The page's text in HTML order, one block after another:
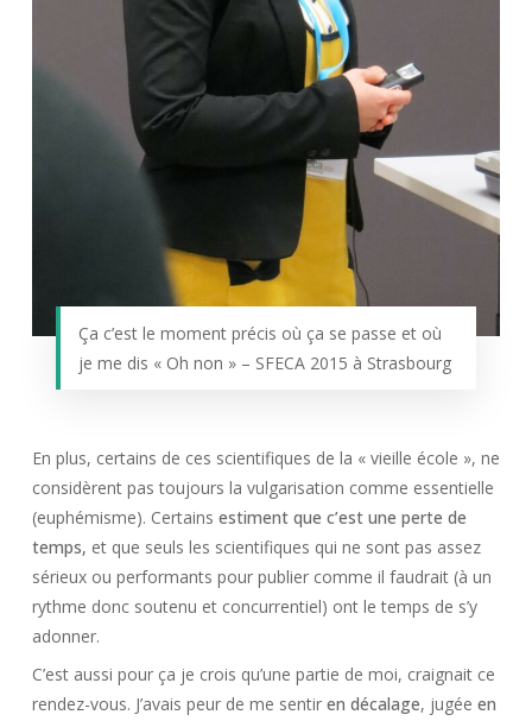
Ça c’est le moment précis où ça se passe et où
je me dis « Oh non » – SFECA 2015 à Strasbourg
En plus, certains de ces scientifiques de la « vieille école », ne
considèrent pas toujours la vulgarisation comme essentielle
(euphémisme). Certains estiment que c’est une perte de
temps, et que seuls les scientifiques qui ne sont pas assez
sérieux ou performants pour publier comme il faudrait (à un
rythme donc soutenu et concurrentiel) ont le temps de s’y
adonner.
C’est aussi pour ça je crois qu’une partie de moi, craignait ce
rendez-vous. J’avais peur de me sentir en décalage, jugée en